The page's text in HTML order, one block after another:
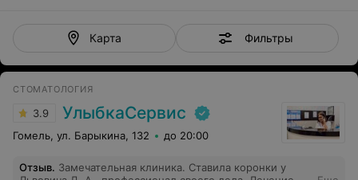
Карта Фильтры
СТОМАТОЛОГИЯ
3.9 УлыбкаСервис
Гомель, ул. Барыкина, 132 до 20:00
Отзыв. Замечательная клиника. Ставила коронки у